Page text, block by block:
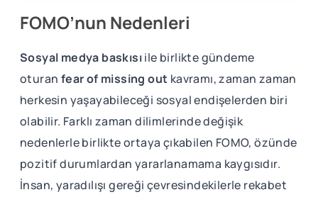
FOMO’nun Nedenleri
Sosyal medya baskısıile birlikte gündeme
oturan fear of missing out kavramı, zaman zaman
herkesin yaşayabileceği sosyal endişelerden biri
olabilir. Farklı zaman dilimlerinde değişik
nedenlerle birlikte ortaya çıkabilen FOMO, özünde
pozitif durumlardan yararlanamama kaygısıdır.
İnsan, yaradılışı gereği çevresindekilerle rekabet